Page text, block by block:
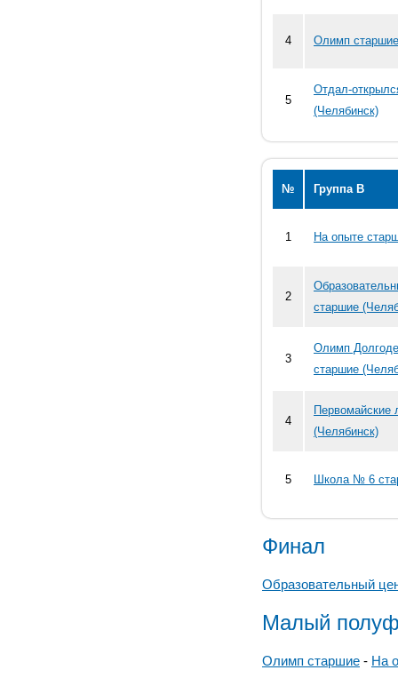
4 Олимп
5
Отдал-
(Челябинск)
№ Группа В
1 На опыте
2
старшие
3
Олимп
старшие
4
Первомайские
(Челябинск)
5 Школа № 6
Финал
Образовательный
Малый
Олимп старшие - На